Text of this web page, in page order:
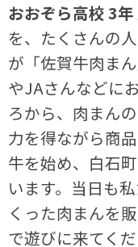
おおぞら高校 3
を、たくさんの
が「佐賀牛肉ま
やJAさんなどに
ろから、肉まん
力を得ながら商
牛を始め、白石
います。当日も
くった肉まんを
で遊びに来てくだ